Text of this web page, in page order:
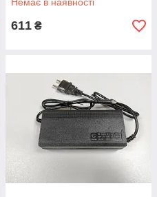
611 ₴